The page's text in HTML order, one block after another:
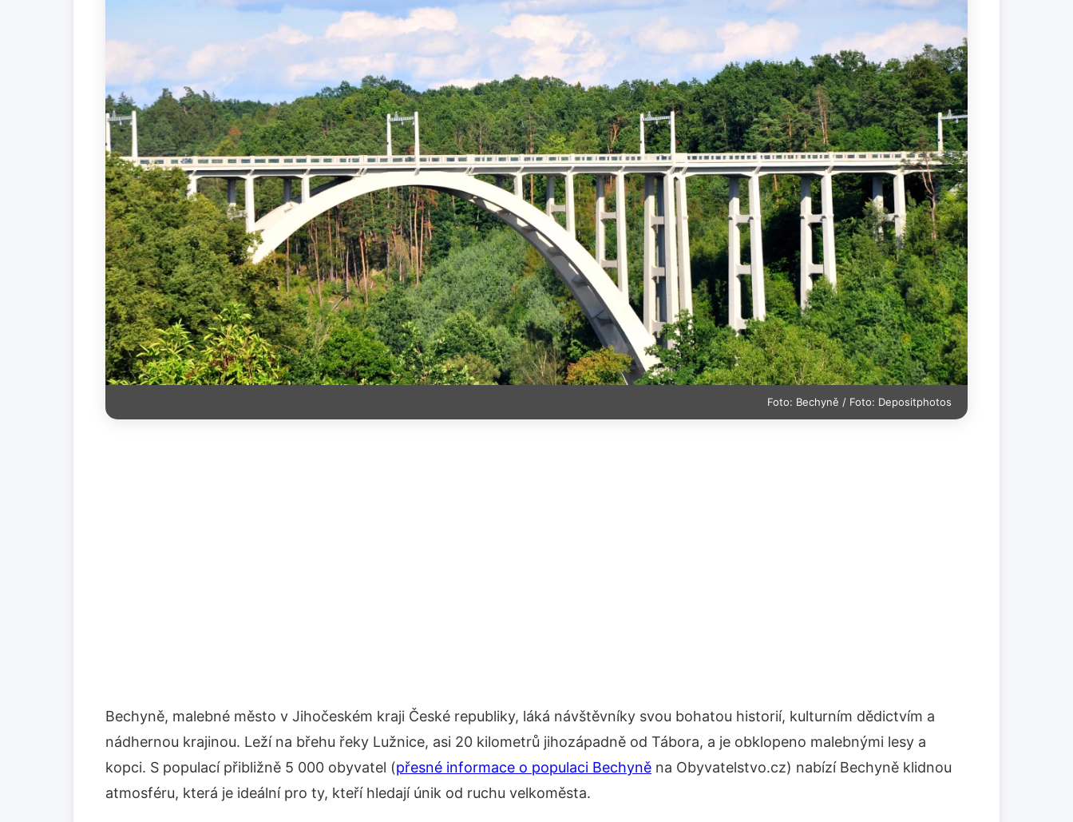
Foto: Bechyně / Foto: Depositphotos
Bechyně, malebné město v Jihočeském kraji České republiky, láká návštěvníky svou bohatou historií, kulturním dědictvím a
nádhernou krajinou. Leží na břehu řeky Lužnice, asi 20 kilometrů jihozápadně od Tábora, a je obklopeno malebnými lesy a
kopci. S populací přibližně 5 000 obyvatel (přesné informace o populaci Bechyně na Obyvatelstvo.cz) nabízí Bechyně klidnou
atmosféru, která je ideální pro ty, kteří hledají únik od ruchu velkoměsta.